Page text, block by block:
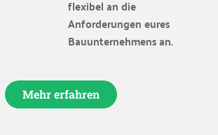
flexibel an die
Anforderungen eures
Bauunternehmens an.
Mehr erfahren